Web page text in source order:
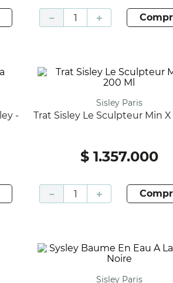
＋
－
Sisley Paris
Trat Sisley Le Sculpteur Min
$ 1.357.000
＋
－
Sisley Paris